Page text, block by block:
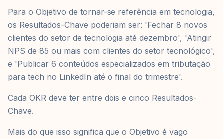
Para o Objetivo de tornar-se referência em tecnologia,
os Resultados-Chave poderiam ser: 'Fechar 8 novos
clientes do setor de tecnologia até dezembro', 'Atingir
NPS de 85 ou mais com clientes do setor tecnológico',
e 'Publicar 6 conteúdos especializados em tributação
para tech no LinkedIn até o final do trimestre'.
Cada OKR deve ter entre dois e cinco Resultados-
Chave.
Mais do que isso significa que o Objetivo é vago